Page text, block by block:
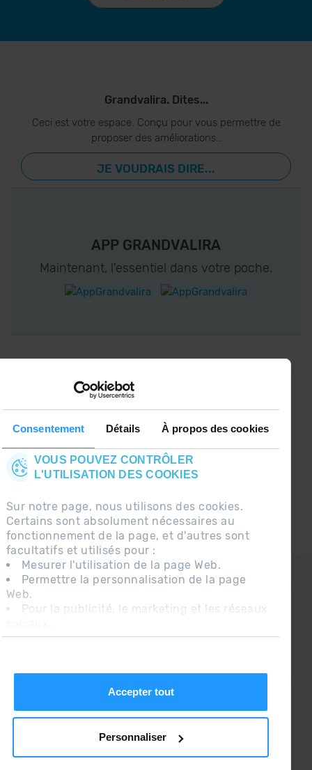
Consentement Détails À propos des cookies
VOUS POUVEZ CONTRÔLER
L'UTILISATION DES COOKIES
Sur notre page, nous utilisons des cookies.
Certains sont absolument nécessaires au
fonctionnement de la page, et d'autres sont
facultatifs et utilisés pour :
Mesurer l'utilisation de la page Web.
Permettre la personnalisation de la page
Web.
Pour la publicité, le marketing et les réseaux
En cliquant sur « Accepter tout », vous
Accepter tout
Personnaliser
Grandvalira. Dites...
Ceci est votre espace. Conçu pour vous permettre de
proposer des améliorations..
JE VOUDRAIS DIRE...
APP GRANDVALIRA
Maintenant, l'essentiel dans votre poche.
CONNECTEZ-VOUS À GRANDVALIRA!
Suivez-nous sur les Réseaux Sociaux et soyez
CONTACT
QUESTIONS FRÉQUENTES